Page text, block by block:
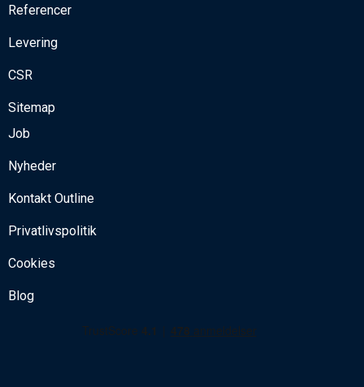
Referencer
Levering
CSR
Sitemap
Job
Nyheder
Kontakt Outline
Privatlivspolitik
Cookies
Blog